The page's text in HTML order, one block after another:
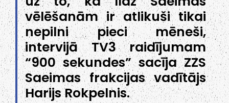
vēlēšanām ir atlikuši tikai
nepilni pieci mēneši,
intervijā TV3 raidījumam
“900 sekundes” sacīja ZZS
Saeimas frakcijas vadītājs
Harijs Rokpelnis.